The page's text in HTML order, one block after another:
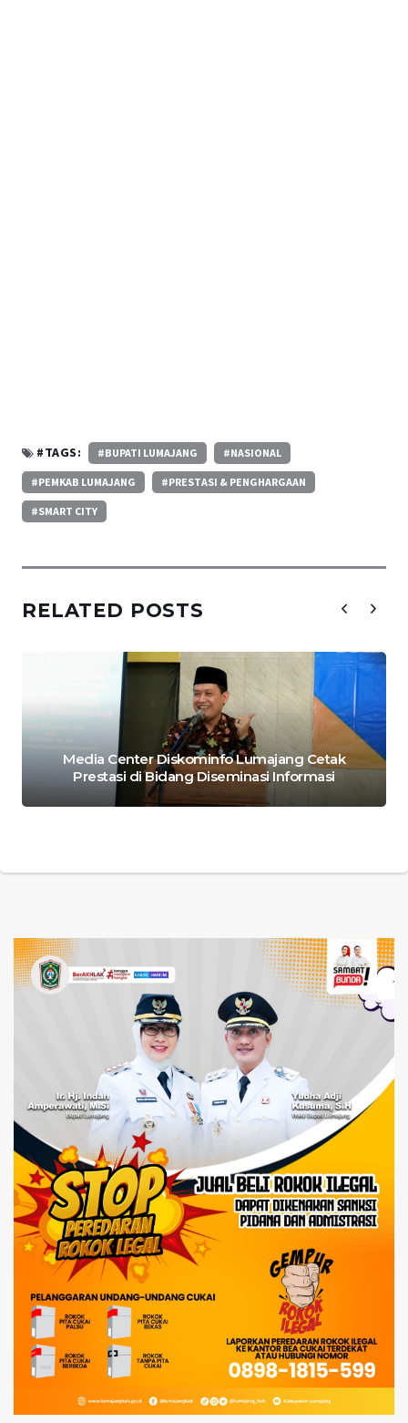
#TAGS: #BUPATI LUMAJANG #NASIONAL
#PEMKAB LUMAJANG #PRESTASI & PENGHARGAAN
#SMART CITY
RELATED POSTS
Media Center Diskominfo Lumajang Cetak
Prestasi di Bidang Diseminasi Informasi